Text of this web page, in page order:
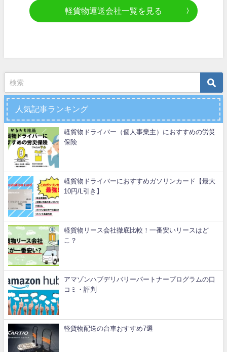
軽貨物運送会社一覧を見る
人気記事ランキング
軽貨物ドライバー（個人事業主）におすすめの労災
保険
軽貨物ドライバーにおすすめガソリンカード【最大
10円/L引き】
軽貨物リース会社徹底比較！一番安いリースはど
こ？
アマゾンハブデリバリーパートナープログラムの口
コミ・評判
軽貨物配送の台車おすすめ7選